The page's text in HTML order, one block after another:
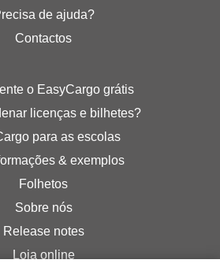
de ajuda?
Contactos
o EasyCargo grátis
licenças e bilhetes?
para as escolas
& exemplos
Folhetos
Sobre nós
Release notes
Loja online